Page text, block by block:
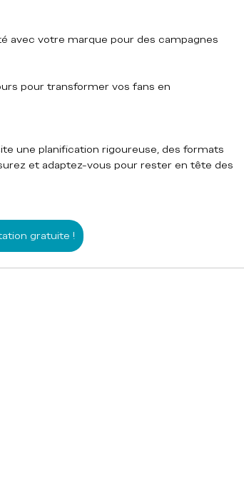
avec votre marque pour des campagnes
pour transformer vos fans en
une planification rigoureuse, des formats
et adaptez-vous pour rester en tête des
gratuite !